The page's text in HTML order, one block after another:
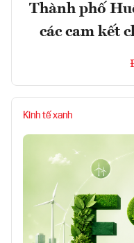
Thành phố
các cam kết
Kinh tế xanh